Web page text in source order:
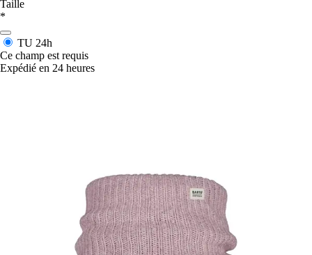
Taille
*
TU 24h
Ce champ est requis
Expédié en 24 heures